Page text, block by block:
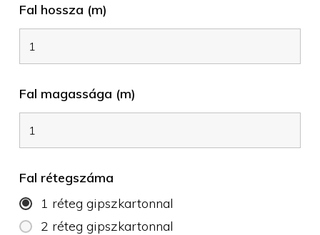
Fal hossza (m)
Fal magassága (m)
Fal rétegszáma
1 réteg gipszkartonnal
2 réteg gipszkartonnal